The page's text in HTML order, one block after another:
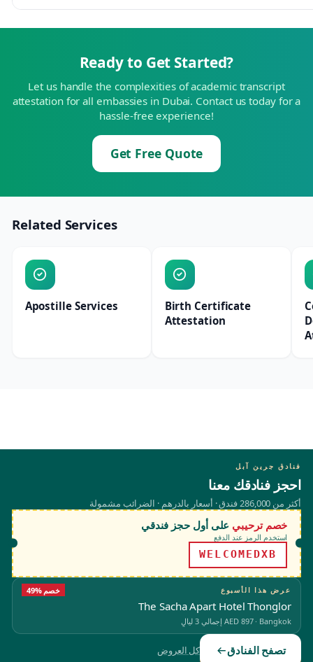
Ready to Get Started?
Let us handle the complexities of academic transcript
attestation for all embassies in Dubai. Contact us today for a
hassle-free experience!
Get Free Quote
Related Services
Apostille Services
Birth Certificate
Attestation
فنادق جرين آبل
احجز فنادقك معنا
أكثر من 286,000 فندق · أسعار بالدرهم · الضرائب مشمولة
خصم ترحيبي على أول حجز فندقي
استخدم الرمز عند الدفع
WELCOMEDXB
عرض هذا الأسبوع 49% خصم
The Sacha Apart Hotel Thonglor
Bangkok
·
AED 897إجمالي 3 ليالٍ
تصفح الفنادق كل العروض